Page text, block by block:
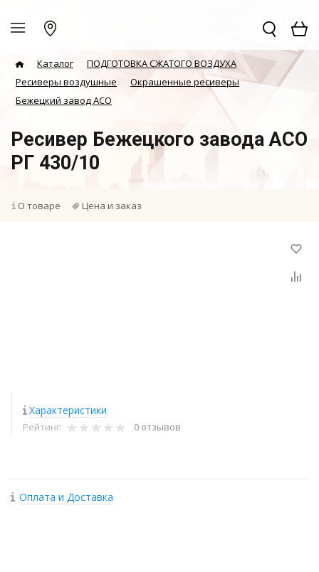
Каталог
ПОДГОТОВКА СЖАТОГО ВОЗДУХА
Ресиверы воздушные
Окрашенные ресиверы
Бежецкий завод АСО
Ресивер Бежецкого завода АСО
РГ 430/10
О товаре Цена и заказ
Характеристики
Рейтинг: 0 отзывов
Оплата и Доставка